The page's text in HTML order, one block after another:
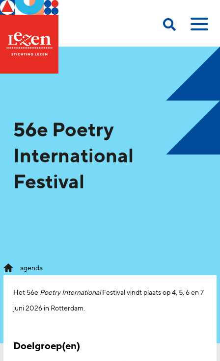
56e Poetry
International
Festival
agenda
Het 56e Poetry InternationalFestival vindt plaats op 4, 5, 6 en 7
juni 2026 in Rotterdam.
Doelgroep(en)